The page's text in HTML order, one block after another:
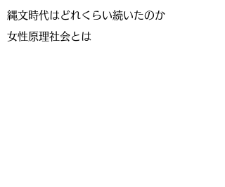
縄文時代はどれくらい続いたのか
女性原理社会とは